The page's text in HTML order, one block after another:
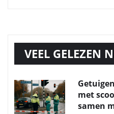
VEEL GELEZEN
met
samen